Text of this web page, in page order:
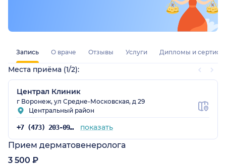
Запись О враче Отзывы Услуги Дипломы и
Места приёма (1/2):
Централ Клиник
г Воронеж, ул Средне-Московская, д 29
Центральный район
+7 (473) 203-09-05 показать
Прием дерматовенеролога
3 500 ₽